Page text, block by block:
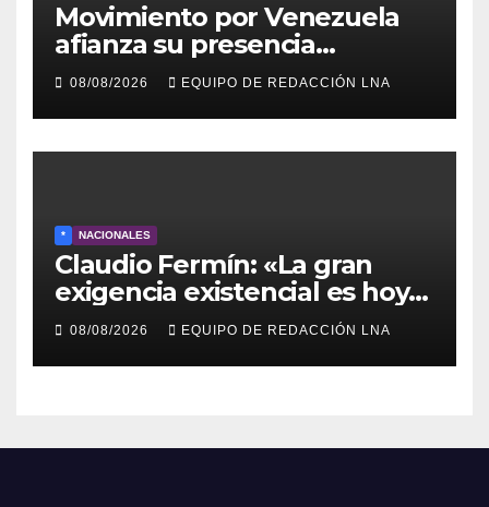
Movimiento por Venezuela
afianza su presencia
comunitaria en La Ponderosa
y otras comunidades de
Anzoátegui
08/08/2026 EQUIPO DE REDACCIÓN LNA
* NACIONALES
Claudio Fermín: «La gran
exigencia existencial es hoy
la defensa de la soberanía»
08/08/2026 EQUIPO DE REDACCIÓN LNA